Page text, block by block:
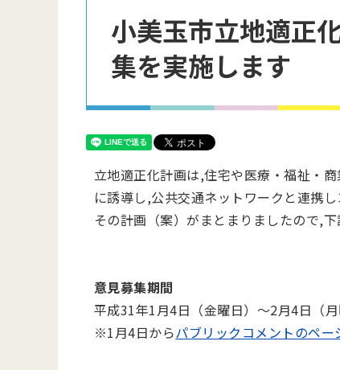
小美玉市立地適正
集を実施します
立地適正化計画は,住宅や医療・福祉・
に誘導し,公共交通ネットワークと連携
その計画（案）がまとまりましたので,
意見募集期間
平成31年1月4日（金曜日）～2月4日（月
※1月4日からパブリックコメントのペー